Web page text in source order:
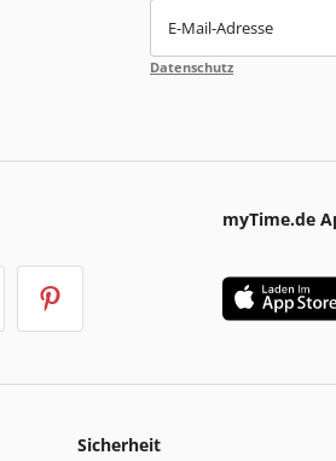
E-Mail-Adresse
Datenschutz
myTime.de
Sicherheit